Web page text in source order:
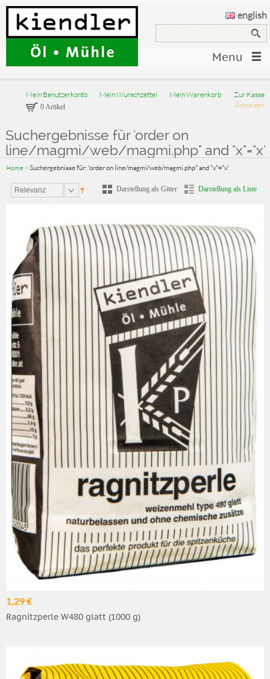
english
Menu
Mein Benutzerkonto Mein Wunschzettel Mein Warenkorb Zur Kasse
Anmelden
0 Artikel
Suchergebnisse für 'order on
line/magmi/web/magmi.php" and "x"="x'
Home > Suchergebnisse für: 'order on line/magmi/web/magmi.php" and "x"="x'
Relevanz Darstellung als Gitter Darstellung als Liste
1,29 €
Ragnitzperle W480 glatt (1000 g)